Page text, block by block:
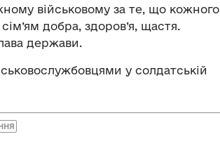
військовому за те, що кожного
добра, здоров’я, щастя.
держави.
у солдатській